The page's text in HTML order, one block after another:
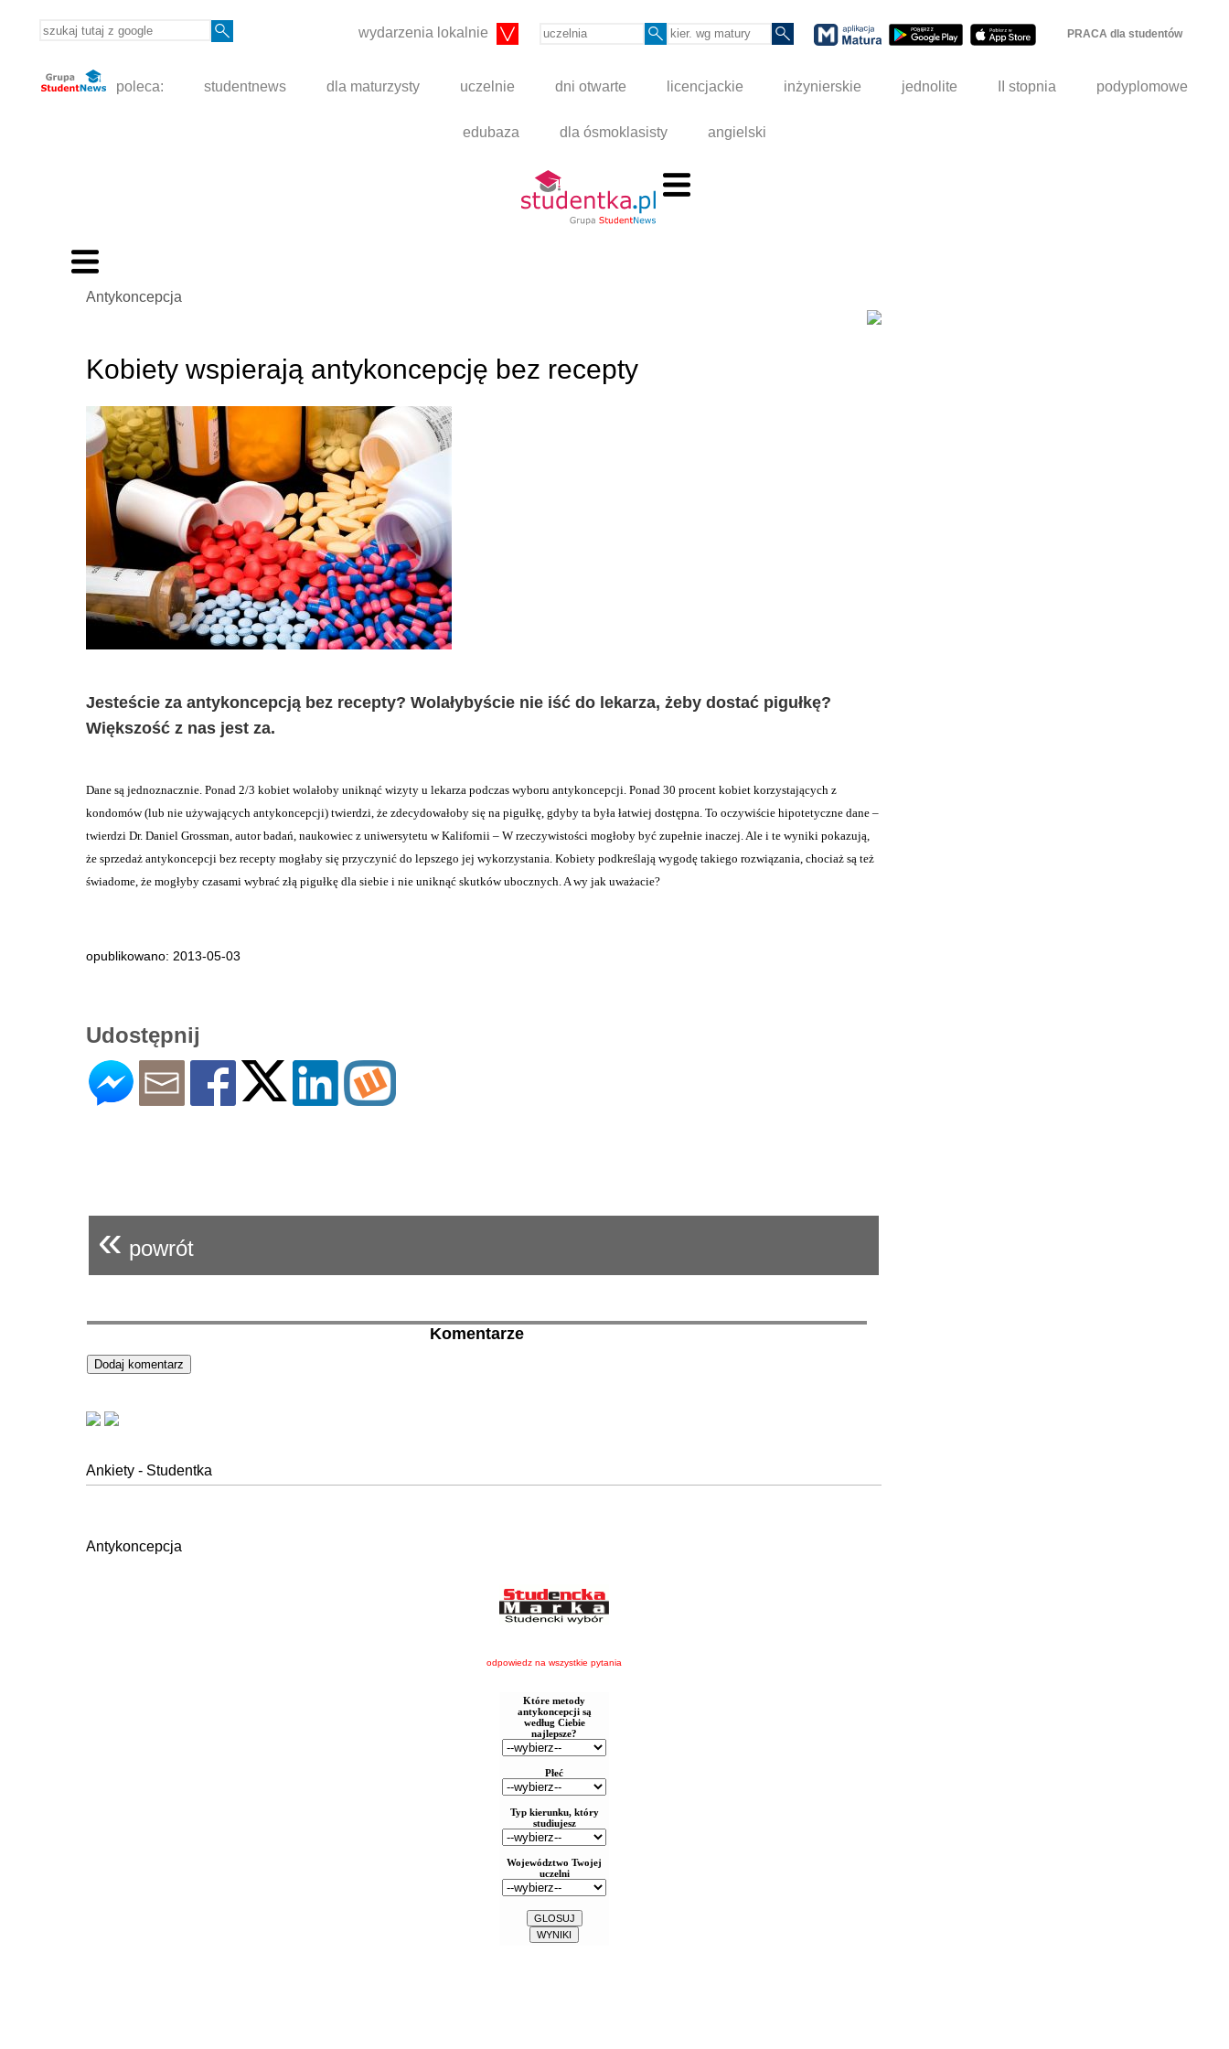
wydarzenia lokalnie PRACA dla studentów
poleca: studentnews dla maturzysty uczelnie dni otwarte licencjackie inżynierskie jednolite II stopnia podyplomowe
edubaza dla ósmoklasisty angielski
Antykoncepcja
Kobiety wspierają antykoncepcję bez recepty
Jesteście za antykoncepcją bez recepty? Wolałybyście nie iść do lekarza, żeby dostać pigułkę?
Większość z nas jest za.
Dane są jednoznacznie. Ponad 2/3 kobiet wolałoby uniknąć wizyty u lekarza podczas wyboru antykoncepcji. Ponad 30 procent kobiet korzystających z
kondomów (lub nie używających antykoncepcji) twierdzi, że zdecydowałoby się na pigułkę, gdyby ta była łatwiej dostępna. To oczywiście hipotetyczne dane –
twierdzi Dr. Daniel Grossman, autor badań, naukowiec z uniwersytetu w Kalifornii – W rzeczywistości mogłoby być zupełnie inaczej. Ale i te wyniki pokazują,
że sprzedaż antykoncepcji bez recepty mogłaby się przyczynić do lepszego jej wykorzystania. Kobiety podkreślają wygodę takiego rozwiązania, chociaż są też
świadome, że mogłyby czasami wybrać złą pigułkę dla siebie i nie uniknąć skutków ubocznych. A wy jak uważacie?
opublikowano: 2013-05-03
Udostępnij
« powrót
Komentarze
Ankiety - Studentka
Antykoncepcja
odpowiedz na wszystkie pytania